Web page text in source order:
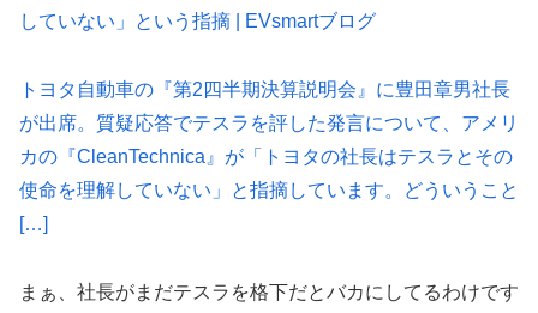
していない」という指摘 | EVsmartブログ
トヨタ自動車の『第2四半期決算説明会』に豊田章男社長
が出席。質疑応答でテスラを評した発言について、アメリ
カの『CleanTechnica』が「トヨタの社長はテスラとその
使命を理解していない」と指摘しています。どういうこと
[…]
まぁ、社長がまだテスラを格下だとバカにしてるわけです